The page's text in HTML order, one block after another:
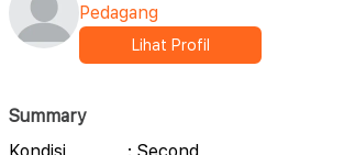
Pedagang
Lihat Profil
Summary